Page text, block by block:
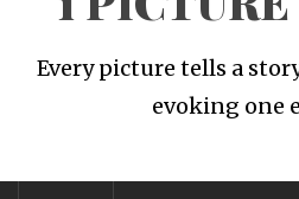
Every picture tells a
evoking one